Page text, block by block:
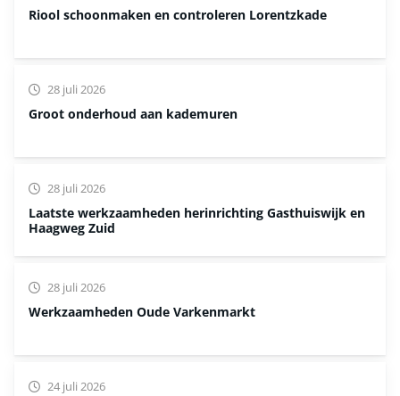
Riool schoonmaken en controleren Lorentzkade
Groot onderhoud aan kademuren
28 juli 2026
Laatste werkzaamheden herinrichting Gasthuiswijk en
Haagweg Zuid
28 juli 2026
Werkzaamheden Oude Varkenmarkt
28 juli 2026
24 juli 2026